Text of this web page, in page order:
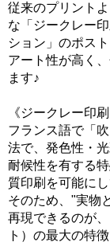
従来のプリント
な「ジークレー
ション」のポス
アート性が高く
ます♪
《ジークレー印
フランス語で「
法で、発色性・
耐候性を有する
質印刷を可能にし
そのため、"実物
再現できるのが
ト）の最大の特徴